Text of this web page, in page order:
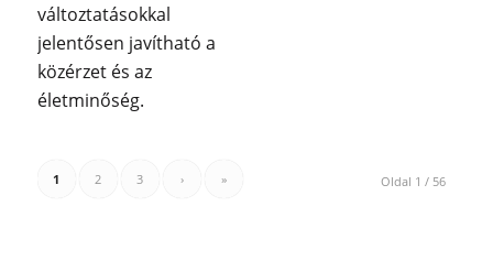
változtatásokkal
jelentősen javítható a
közérzet és az
életminőség.
Oldal 1 / 56
1 2 3 › »